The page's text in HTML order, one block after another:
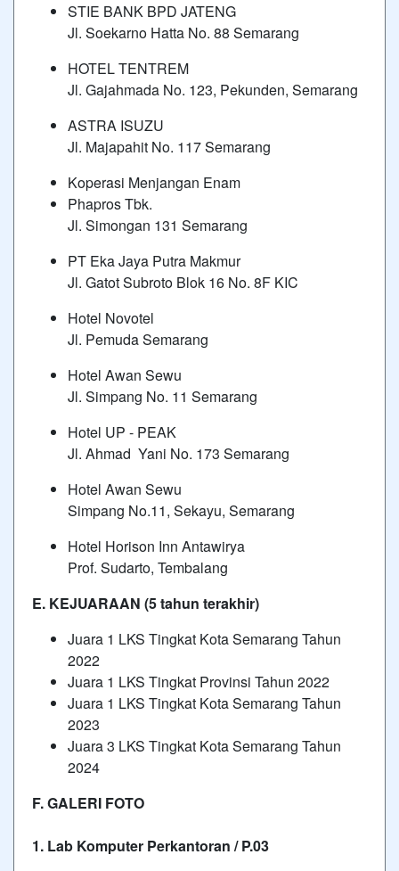
STIE BANK BPD JATENG
Jl. Soekarno Hatta No. 88 Semarang
HOTEL TENTREM
Jl. Gajahmada No. 123, Pekunden, Semarang
ASTRA ISUZU
Jl. Majapahit No. 117 Semarang
Koperasi Menjangan Enam
Phapros Tbk.
Jl. Simongan 131 Semarang
PT Eka Jaya Putra Makmur
Jl. Gatot Subroto Blok 16 No. 8F KIC
Hotel Novotel
Jl. Pemuda Semarang
Hotel Awan Sewu
Jl. Simpang No. 11 Semarang
Hotel UP - PEAK
Jl. Ahmad Yani No. 173 Semarang
Hotel Awan Sewu
Simpang No.11, Sekayu, Semarang
Hotel Horison Inn Antawirya
Prof. Sudarto, Tembalang
E. KEJUARAAN (5 tahun terakhir)
Juara 1 LKS Tingkat Kota Semarang Tahun
2022
Juara 1 LKS Tingkat Provinsi Tahun 2022
Juara 1 LKS Tingkat Kota Semarang Tahun
2023
Juara 3 LKS Tingkat Kota Semarang Tahun
2024
F. GALERI FOTO
1. Lab Komputer Perkantoran / P.03